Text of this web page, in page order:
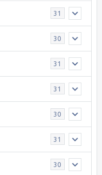
31
30
31
31
30
31
30